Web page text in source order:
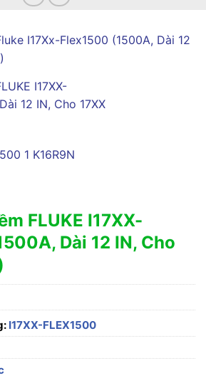
FLUKE I17XX-
Dài 12 IN, Cho
I17XX-FLEX1500